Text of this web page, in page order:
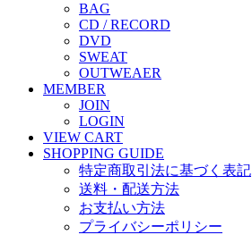
BAG
CD / RECORD
DVD
SWEAT
OUTWEAER
MEMBER
JOIN
LOGIN
VIEW CART
SHOPPING GUIDE
特定商取引法に基づく表記
送料・配送方法
お支払い方法
プライバシーポリシー